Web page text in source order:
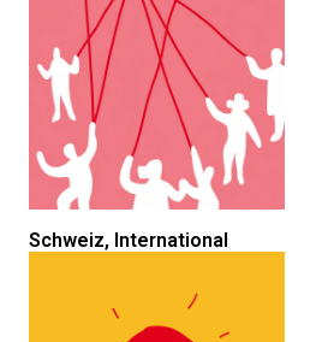
Schweiz, International